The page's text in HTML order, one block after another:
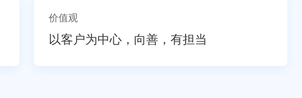
价值观
以客户为中心，向善，有担当